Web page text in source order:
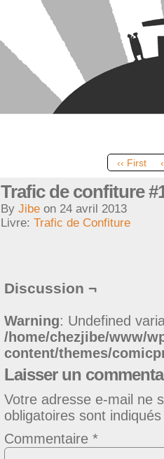
‹‹ First
Trafic de confiture
By Jibe on 24 avril 2013
Livre: Trafic de Confiture
Discussion ¬
Warning: Undefined
/home/chezjibe/www/
content/themes/
Laisser un
Votre adresse e-mail ne
obligatoires sont
Commentaire *